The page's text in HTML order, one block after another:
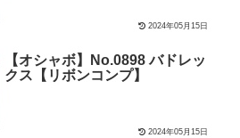
2024年05月15日
【オシャボ】No.0898 バドレッ
クス【リボンコンプ】
2024年05月15日